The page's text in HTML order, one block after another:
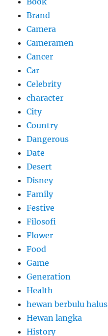
Brand
Camera
Cameramen
Cancer
Car
Celebrity
character
City
Country
Dangerous
Date
Desert
Disney
Family
Festive
Filosofi
Flower
Food
Game
Generation
Health
hewan berbulu halus
Hewan langka
History